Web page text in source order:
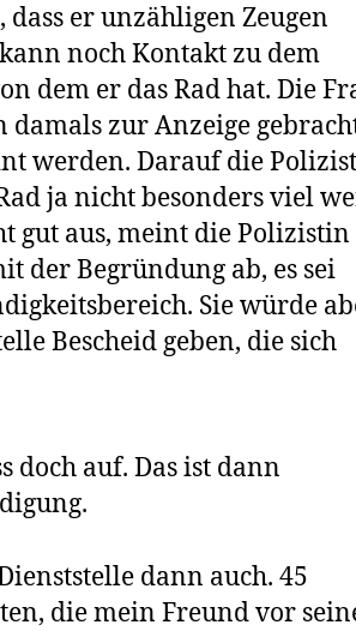
er unzähligen Zeugen
noch Kontakt zu dem
dem er das Rad hat. Die
damals zur Anzeige
werden. Darauf die
ja nicht besonders viel
gut aus, meint die
der Begründung ab, es sei
Sie würde
Bescheid geben, die sich
doch auf. Das ist dann
dann auch. 45
die mein Freund vor